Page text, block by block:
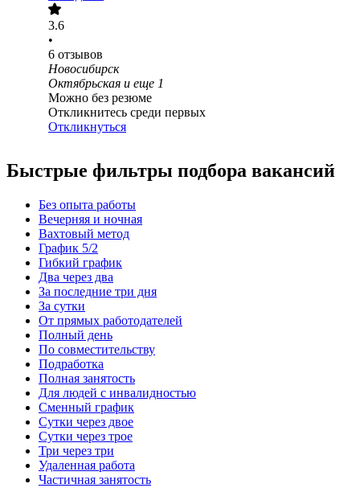
3.6
•
6 отзывов
Новосибирск
Октябрьская и еще 1
Можно без резюме
Откликнитесь среди первых
Откликнуться
Быстрые фильтры подбора вакансий
Без опыта работы
Вечерняя и ночная
Вахтовый метод
График 5/2
Гибкий график
Два через два
За последние три дня
За сутки
От прямых работодателей
Полный день
По совместительству
Подработка
Полная занятость
Для людей с инвалидностью
Сменный график
Сутки через двое
Сутки через трое
Три через три
Удаленная работа
Частичная занятость